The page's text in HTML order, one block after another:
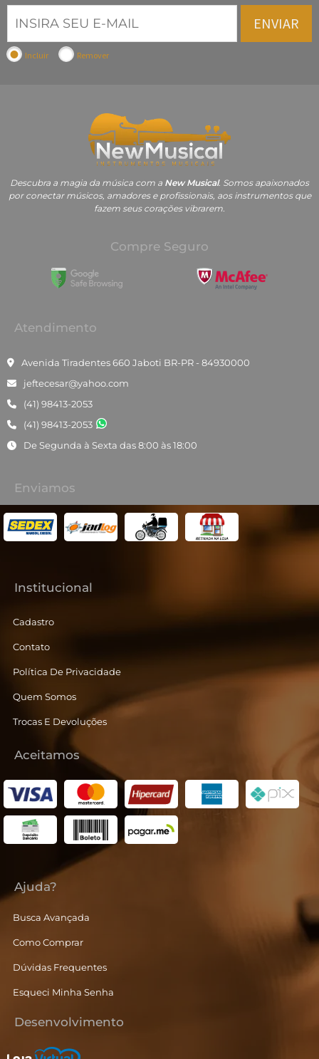
ENVIAR
Incluir Remover
Descubra a magia da música com a New Musical. Somos apaixonados
por conectar músicos, amadores e profissionais, aos instrumentos que
fazem seus corações vibrarem.
Compre Seguro
Atendimento
Avenida Tiradentes 660 Jaboti BR-PR - 84930000
jeftecesar@yahoo.com
(41) 98413-2053
(41) 98413-2053
De Segunda à Sexta das 8:00 às 18:00
Enviamos
Institucional
Cadastro
Contato
Política De Privacidade
Quem Somos
Trocas E Devoluções
Aceitamos
Ajuda?
Busca Avançada
Como Comprar
Dúvidas Frequentes
Esqueci Minha Senha
Desenvolvimento